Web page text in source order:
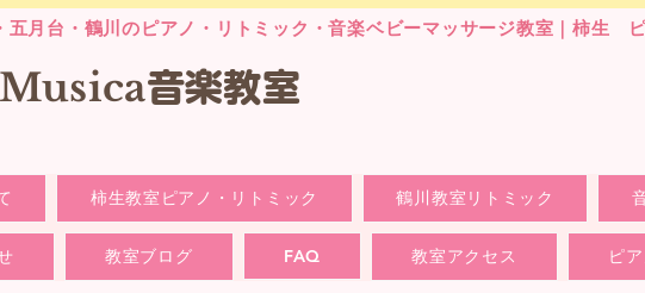
五月台・鶴川のピアノ・リトミック・音楽ベビーマッサージ教室｜柿生
音楽教室
柿生教室ピアノ・リトミック 鶴川教室リトミック
教室ブログ FAQ 教室アクセス ピ